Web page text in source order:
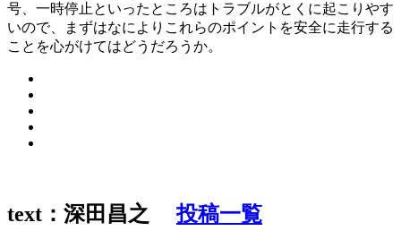
号、一時停止といったところはトラブルがとくに起こりやす
いので、まずはなによりこれらのポイントを安全に走行する
ことを心がけてはどうだろうか。
text：深田昌之投稿一覧